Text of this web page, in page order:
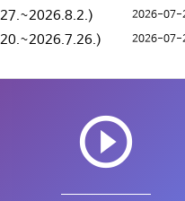
2026-07-
2026-07-
play_circle_outline